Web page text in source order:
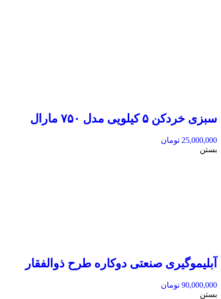
سبزی خردکن ۵ کیلویی مدل ۷۵۰ مارال
25,000,000 تومان
بستن
آبلیموگیری صنعتی دوکاره طرح ذوالفقار
90,000,000 تومان
بستن